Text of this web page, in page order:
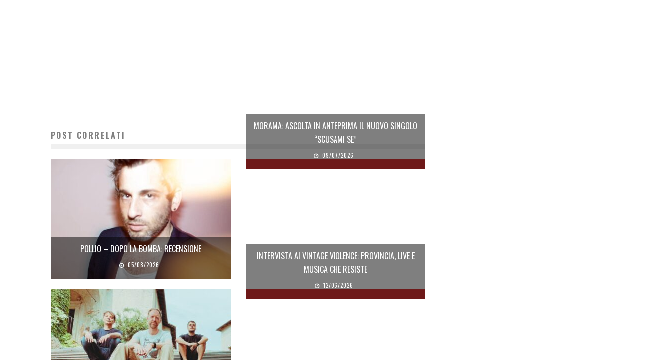
POST CORRELATI
POLLIO – DOPO LA BOMBA: RECENSIONE
05/08/2026
MORAMA: ASCOLTA IN ANTEPRIMA IL NUOVO SINGOLO
“SCUSAMI SE”
09/07/2026
INTERVISTA AI VINTAGE VIOLENCE: PROVINCIA, LIVE E
MUSICA CHE RESISTE
12/06/2026